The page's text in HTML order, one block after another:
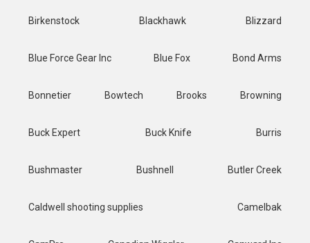
Birkenstock Blackhawk Blizzard
Blue Force Gear Inc Blue Fox Bond Arms
Bonnetier Bowtech Brooks Browning
Buck Expert Buck Knife Burris
Bushmaster Bushnell Butler Creek
Caldwell shooting supplies Camelbak